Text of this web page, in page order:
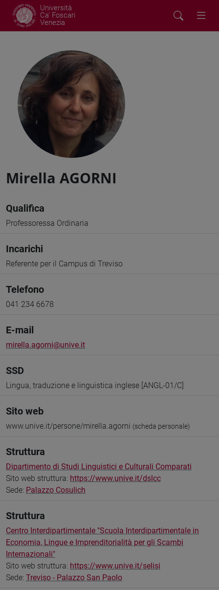
Università
Ca' Foscari
Venezia
Mirella AGORNI
Qualifica
Professoressa Ordinaria
Incarichi
Referente per il Campus di Treviso
Telefono
041 234 6678
E-mail
mirella.agorni@unive.it
SSD
Lingua, traduzione e linguistica inglese [ANGL-01/C]
Sito web
www.unive.it/persone/mirella.agorni (scheda personale)
Struttura
Dipartimento di Studi Linguistici e Culturali Comparati
Sito web struttura: https://www.unive.it/dslcc
Sede: Palazzo Cosulich
Struttura
Centro Interdipartimentale "Scuola Interdipartimentale in
Economia, Lingue e Imprenditorialità per gli Scambi
Internazionali"
Sito web struttura: https://www.unive.it/selisi
Sede: Treviso - Palazzo San Paolo